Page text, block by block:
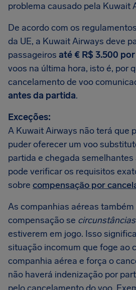
problema causado pela Kuwait
De acordo com os
da UE, a Kuwait Airways deve
passageiros até € R$ 3.500
voos na última hora, isto é, por
cancelamento de voo
antes da partida.
Exceções:
A Kuwait Airways não terá que
puder oferecer um voo
partida e chegada semelhantes
pode verificar os requisitos
sobre compensação por
As companhias aéreas
compensação se
estiverem em jogo. Isso
situação incomum que foge ao
companhia aérea e força o
não haverá indenização por